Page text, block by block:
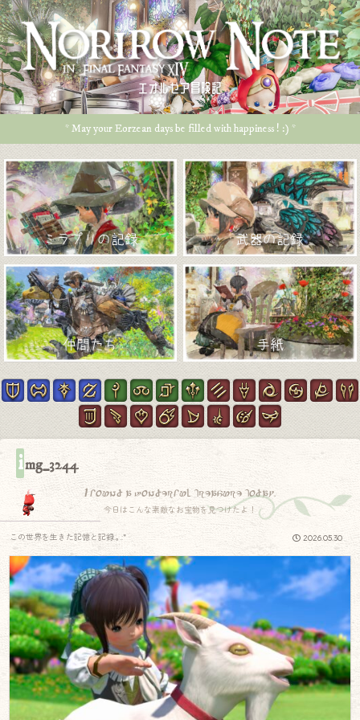
エオルゼア冒険記
* May your Eorzean days be filled with happiness ! :) *
ミラプリの記録 武器の記録
仲間たち 手紙
img_3244
I found a wonderful treasure today.
今日はこんな素敵なお宝物を見つけたよ！
2026.05.30
この世界を生きた記憶と記録.｡.:*